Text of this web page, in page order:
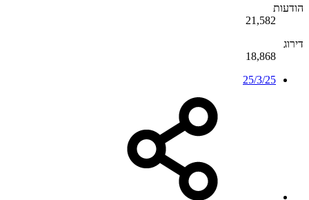
הודעות
21,582
דירוג
18,868
25/3/25